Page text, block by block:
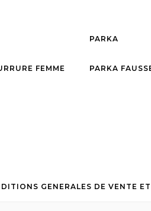
FEMME
PARKA
PARKA
GENERALES DE VENTE